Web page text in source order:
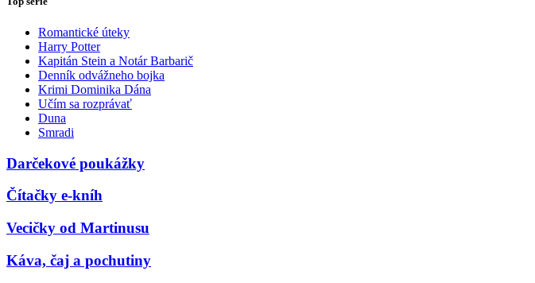
Romantické úteky
Harry Potter
Kapitán Stein a Notár Barbarič
Denník odvážneho bojka
Krimi Dominika Dána
Učím sa rozprávať
Duna
Smradi
Darčekové poukážky
Čítačky e-kníh
Vecičky od Martinusu
Káva, čaj a pochutiny